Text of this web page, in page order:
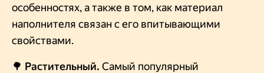
особенностях, а также в том, как материал
наполнителя связан с его впитывающими
свойствами.
🌳 Растительный. Самый популярный